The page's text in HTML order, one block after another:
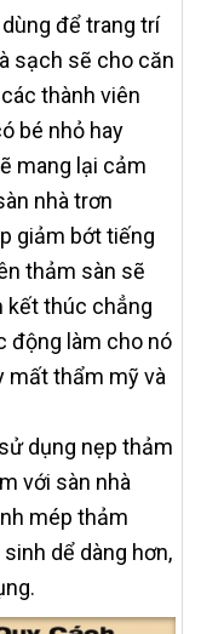
để trang trí
sạch sẽ cho căn
thành viên
bé nhỏ hay
mang lại cảm
nhà trơn
giảm bớt tiếng
thảm sàn sẽ
kết thúc chẳng
động làm cho nó
mất thẩm mỹ và
dụng nẹp thảm
với sàn nhà
mép thảm
dể dàng hơn,